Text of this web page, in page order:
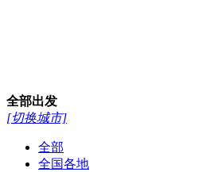
全部出发
[切换城市]
全部
全国各地